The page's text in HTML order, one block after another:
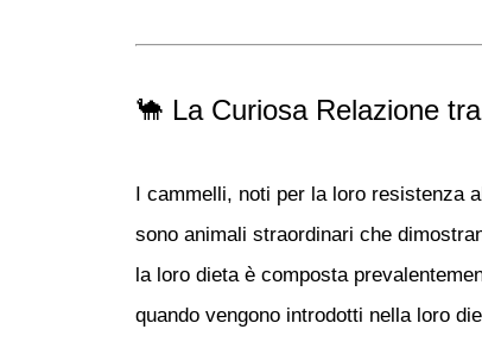
🐪 La Curiosa Relazione
I cammelli, noti per la loro resistenza
sono animali straordinari che
la loro dieta è composta
quando vengono introdotti nella loro